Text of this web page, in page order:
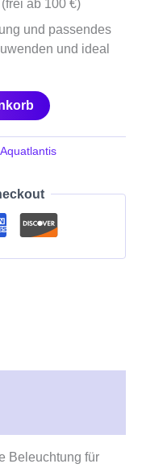
ab 100 €)
und passendes
und ideal
Aquatlantis
Beleuchtung für